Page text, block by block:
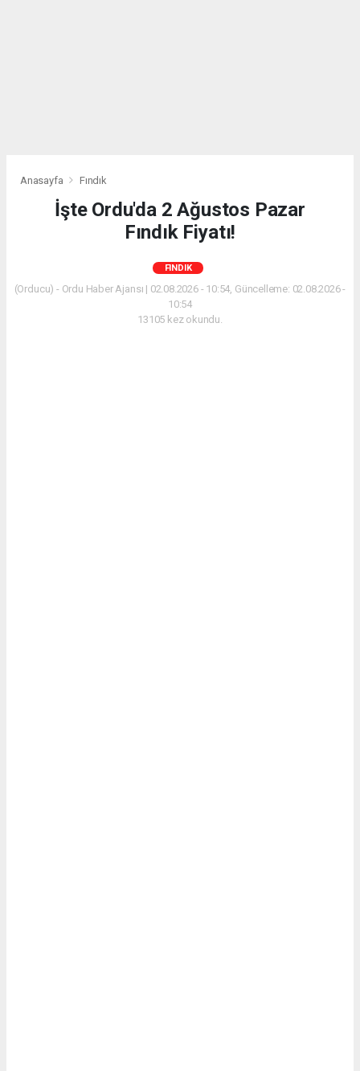
Anasayfa Fındık
İşte Ordu'da 2 Ağustos Pazar
Fındık Fiyatı!
FINDIK
(Orducu) - Ordu Haber Ajansı | 02.08.2026 - 10:54, Güncelleme: 02.08.2026 -
10:54
13105 kez okundu.